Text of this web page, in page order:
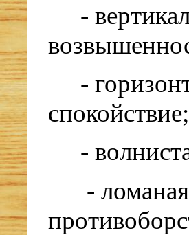
-
-
спокойствие;
-
-